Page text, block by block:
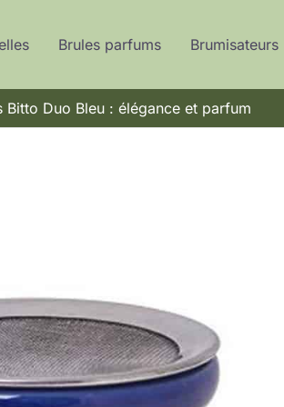
Brules parfums Brumisateurs
Bitto Duo Bleu : élégance et parfum